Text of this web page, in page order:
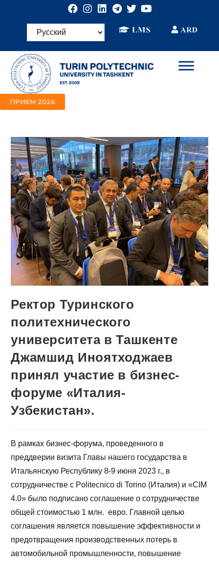
ПРИЕМ 2026
Ректор Туринского
политехнического
университета в Ташкенте
Джамшид Иноятходжаев
принял участие в бизнес-
форуме «Италия-
Узбекистан».
В рамках бизнес-форума, проведенного в
преддверии визита Главы нашего государства в
Итальянскую Республику 8-9 июня 2023 г., в
сотрудничестве с Politecnico di Torino (Италия) и «CIM
4.0» было подписано соглашение о сотрудничестве
общей стоимостью 1 млн. евро. Главной целью
соглашения является повышение эффективности и
предотвращения производственных потерь в
автомобильной промышленности, повышение